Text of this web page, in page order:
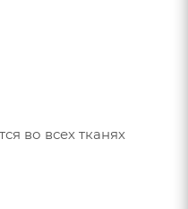
во всех тканях